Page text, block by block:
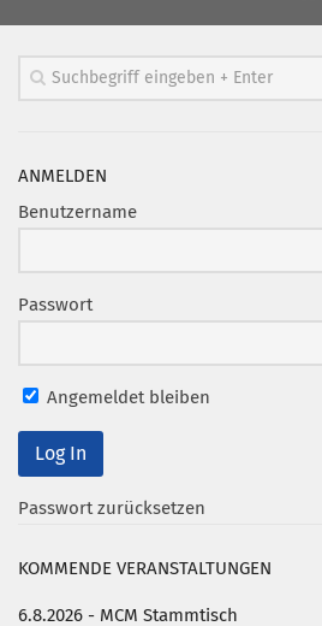
ANMELDEN
Benutzername
Passwort
Angemeldet bleiben
Passwort zurücksetzen
KOMMENDE VERANSTALTUNGEN
6.8.2026 - MCM Stammtisch